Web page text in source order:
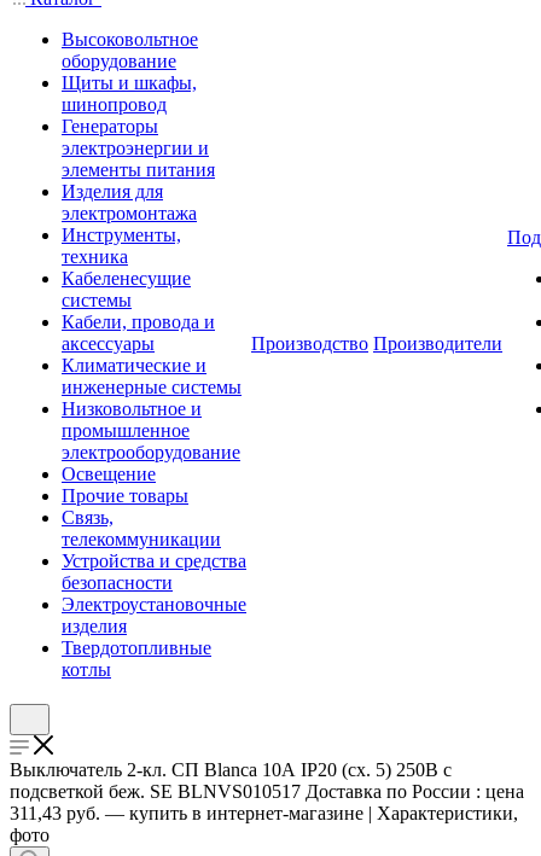
Высоковольтное
оборудование
Щиты и шкафы,
шинопровод
Генераторы
электроэнергии и
элементы питания
Изделия для
электромонтажа
Инструменты,
техника
Кабеленесущие
системы
Кабели, провода и
аксессуары
Климатические и
инженерные системы
Низковольтное и
промышленное
электрооборудование
Освещение
Прочие товары
Связь,
телекоммуникации
Устройства и средства
безопасности
Электроустановочные
изделия
Твердотопливные
котлы
Производство Производители
Выключатель 2-кл. СП Blanca 10А IP20 (сх. 5) 250В с
подсветкой беж. SE BLNVS010517 Доставка по России : цена
311,43 руб. — купить в интернет-магазине | Характеристики,
фото